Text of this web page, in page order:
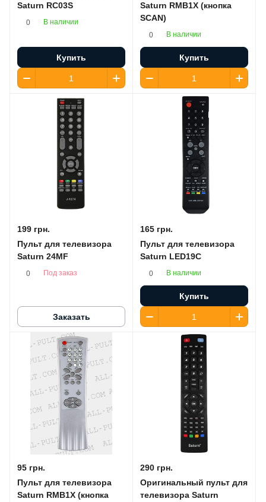
Saturn RC03S
0 В наличии
Купить
Saturn RMB1X (кнопка
SCAN)
0 В наличии
Купить
199 грн.
Пульт для телевизора
Saturn 24MF
0 Под заказ
Заказать
165 грн.
Пульт для телевизора
Saturn LED19C
0 В наличии
Купить
95 грн.
Пульт для телевизора
Saturn RMB1X (кнопка
290 грн.
Оригинальный пульт для
телевизора Saturn